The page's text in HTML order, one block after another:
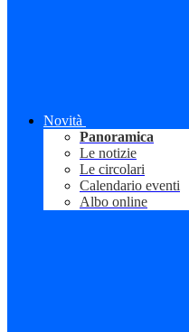
Novità
Panoramica
Le notizie
Le circolari
Calendario eventi
Albo online